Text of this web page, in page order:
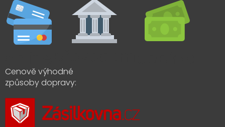
Cenově výhodné
způsoby dopravy: